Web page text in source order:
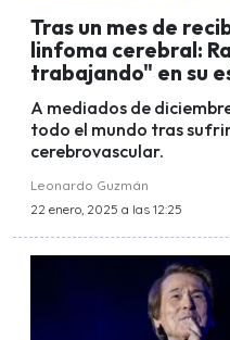
Tras un mes de
linfoma cerebral:
trabajando" en su
A mediados de
todo el mundo tras
cerebrovascular.
Leonardo Guzmán
22 enero, 2025 a las 12:25